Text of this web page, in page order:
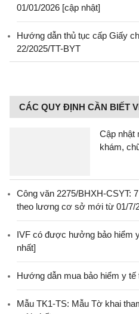
01/01/2026 [cập nhật]
Hướng dẫn thủ tục cấp Giấy
22/2025/TT-BYT
CÁC QUY ĐỊNH CẦN BIẾT
Cập nhật
khám,
Công văn 2275/BHXH-CSYT:
theo lương cơ sở mới từ 01/7/
IVF có được hưởng bảo hiểm
nhất]
Hướng dẫn mua bảo hiểm y
Mẫu TK1-TS: Mẫu Tờ khai